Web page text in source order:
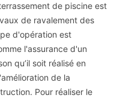
de piscine est
de ravalement des
d'opération est
l'assurance d'un
qu’il soit réalisé en
de la
Pour réaliser le